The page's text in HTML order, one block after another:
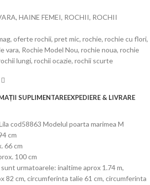
, HAINE FEMEI, ROCHII, ROCHII
, oferte rochii, pret mic, rochie, rochie cu flori,
vara, Rochie Model Nou, rochie noua, rochie
lungi, rochii ocazie, rochii scurte
SUPLIMENTAREEXPEDIERE & LIVRARE
cod58863 Modelul poarta marimea M
cm
66 cm
100 cm
urmatoarele: inaltime aprox 1.74 m,
82 cm, circumferinta talie 61 cm, circumferinta